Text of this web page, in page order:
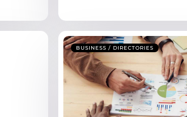
BUSINESS / DIRECTORIES